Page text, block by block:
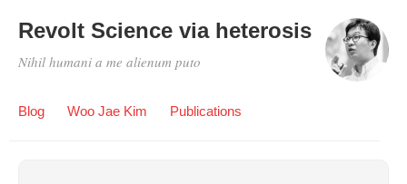
Revolt Science via heterosis
Nihil humani a me alienum puto
Blog Woo Jae Kim Publications